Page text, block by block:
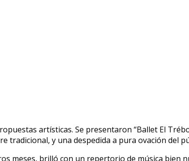
artísticas. Se presentaron “Ballet El
tradicional, y una despedida a pura ovación del
meses, brilló con un repertorio de música bien